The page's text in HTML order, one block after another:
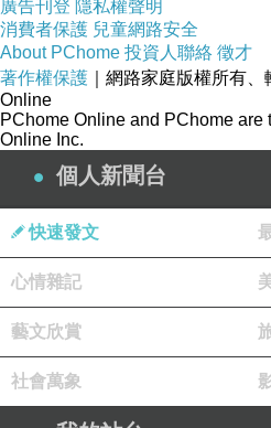
朋友每次逛這間店有點像
貴可以「盲買」幾瓶回家
店內抱回一打。
【Grocery Outlet】
廣告刊登 隱私權聲明
消費者保護 兒童網路安全
About PChome 投資人聯絡 徵才
著作權保護 ｜網路家庭版權所有、
Online
PChome Online and PChome are
Online Inc.
個人新聞台
快速發文
心情雜記
藝文欣賞
社會萬象